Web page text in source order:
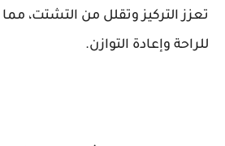
تعزز التركيز وتقلل من التشتت،
للراحة وإعادة التوازن.